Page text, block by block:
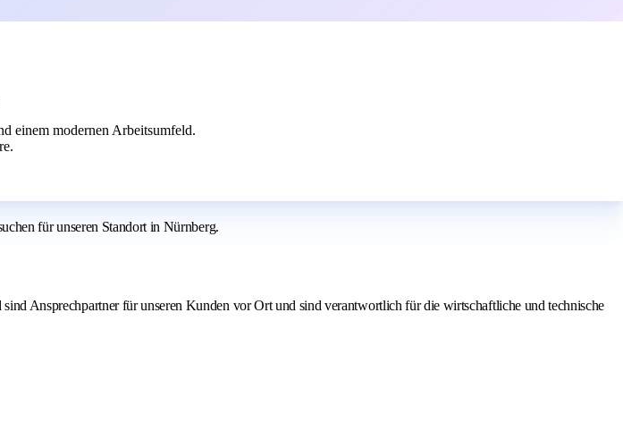
einem modernen Arbeitsumfeld.
für unseren Standort in Nürnberg.
Ansprechpartner für unseren Kunden vor Ort und sind verantwortlich für die wirtschaftliche und technische